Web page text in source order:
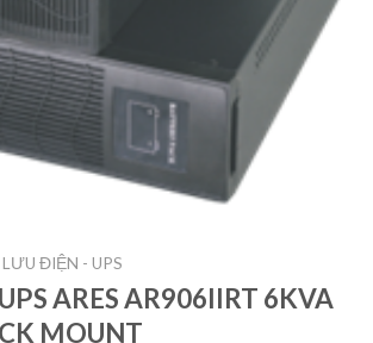
LƯU ĐIỆN - UPS
ARES AR906IIRT 6KVA
MOUNT